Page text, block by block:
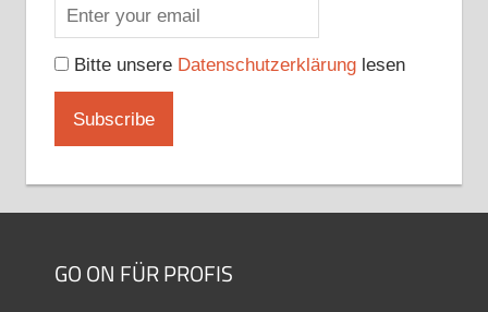
Bitte unsere Datenschutzerklärunglesen
GO ON FÜR PROFIS